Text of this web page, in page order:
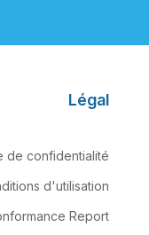
Légal
de confidentialité
d'utilisation
Report